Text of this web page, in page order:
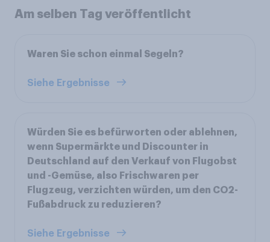
Am selben Tag veröffentlicht
Waren Sie schon einmal Segeln?
Siehe Ergebnisse
Würden Sie es befürworten oder ablehnen,
wenn Supermärkte und Discounter in
Deutschland auf den Verkauf von Flugobst
und -Gemüse, also Frischwaren per
Flugzeug, verzichten würden, um den CO2-
Fußabdruck zu reduzieren?
Siehe Ergebnisse